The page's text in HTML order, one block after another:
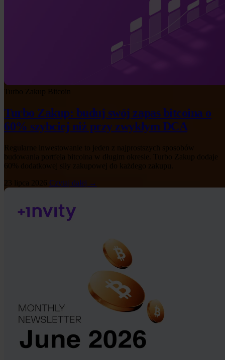
Turbo Zakup: buduj swój zapas bitcoina o
60% szybciej niż przy zwykłym DCA
Regularne inwestowanie to jeden z najprostszych sposobów
budowania portfela bitcoina w długim okresie. Turbo Zakup dodaje
60% dodatkowej siły zakupowej do każdego zakupu.
Czytaj dalej →